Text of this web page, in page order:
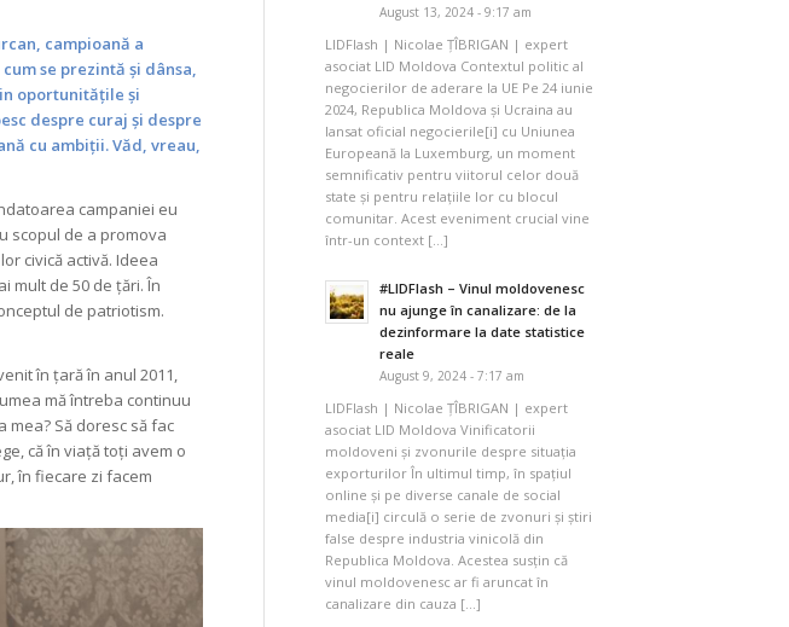
campioană a
se prezintă și dânsa,
oportunitățile și
despre curaj și despre
cu ambiții. Văd, vreau,
campaniei eu
scopul de a promova
civică activă. Ideea
mult de 50 de țări. În
de patriotism.
în țară în anul 2011,
mă întreba continuu
mea? Să doresc să fac
că în viață toți avem o
în fiecare zi facem
August 13, 2024 - 9:17 am
LIDFlash | Nicolae ȚÎBRIGAN | expert
asociat LID Moldova Contextul politic al
negocierilor de aderare la UE Pe 24 iunie
2024, Republica Moldova și Ucraina au
lansat oficial negocierile[i] cu Uniunea
Europeană la Luxemburg, un moment
semnificativ pentru viitorul celor două
state și pentru relațiile lor cu blocul
comunitar. Acest eveniment crucial vine
într-un context […]
#LIDFlash – Vinul moldovenesc
nu ajunge în canalizare: de la
dezinformare la date statistice
reale
August 9, 2024 - 7:17 am
LIDFlash | Nicolae ȚÎBRIGAN | expert
asociat LID Moldova Vinificatorii
moldoveni și zvonurile despre situația
exporturilor În ultimul timp, în spațiul
online și pe diverse canale de social
media[i] circulă o serie de zvonuri și știri
false despre industria vinicolă din
Republica Moldova. Acestea susțin că
vinul moldovenesc ar fi aruncat în
canalizare din cauza […]